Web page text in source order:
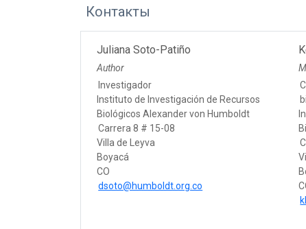
Контакты
Juliana Soto-Patiño
Author
Investigador
Instituto de Investigación de Recursos
Biológicos Alexander von Humboldt
Carrera 8 # 15-08
Villa de Leyva
Boyacá
CO
dsoto@humboldt.org.co